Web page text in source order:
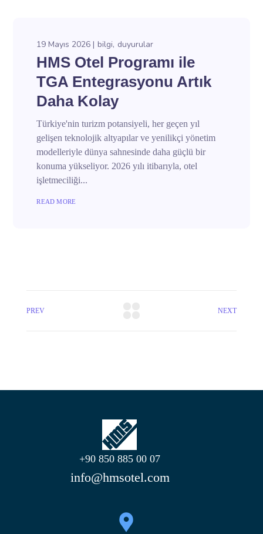
19 Mayıs 2026 bilgi duyurular
HMS Otel Programı ile
TGA Entegrasyonu Artık
Daha Kolay
Türkiye'nin turizm potansiyeli, her geçen yıl
gelişen teknolojik altyapılar ve yenilikçi yönetim
modelleriyle dünya sahnesinde daha güçlü bir
konuma yükseliyor. 2026 yılı itibarıyla, otel
işletmeciliği...
READ MORE
PREV NEXT
+90 850 885 00 07
info@hmsotel.com